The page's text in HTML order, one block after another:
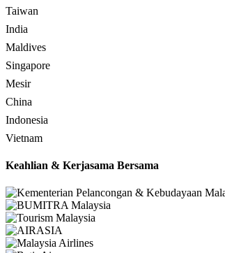
Taiwan
India
Maldives
Singapore
Mesir
China
Indonesia
Vietnam
Keahlian & Kerjasama Bersama